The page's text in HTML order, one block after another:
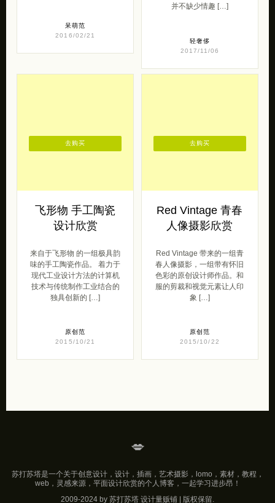
呆萌范
2016/02/21
并不缺少情趣 […]
轻奢侈
2017/11/06
飞形物 手工陶瓷
设计欣赏
来自于飞形物 的一组极具韵
味的手工陶瓷作品。 着力于
现代工业设计方法的计算机
技术与传统制作工业结合的
独具创新的 […]
原创范
2015/10/21
去购买
Red Vintage 青春
人像摄影欣赏
Red Vintage 带来的一组青
春人像摄影，一组带有怀旧
色彩的原创设计师作品。和
服的剪裁和视觉元素让人印
象 […]
原创范
2015/10/22
去购买
💋
苏打苏塔是一个关于创意设计，设计，插画，艺术摄影，lomo，素材，教程，
web，灵感来源，平面设计欣赏的个人博客，一起学习进步昂！
2009-2024 by 苏打苏塔 设计量贩铺 | 版权保留.